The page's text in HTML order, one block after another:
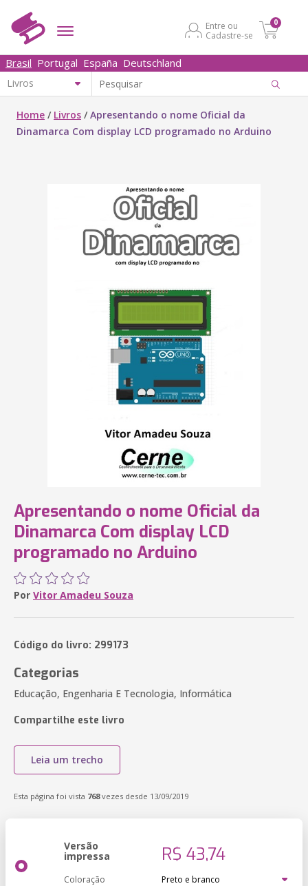
Entre ou
Cadastre-se
0
Brasil Portugal España Deutschland
Home / Livros /Apresentando o nome Oficial da
Dinamarca Com display LCD programado no Arduino
Apresentando o nome Oficial da
Dinamarca Com display LCD
programado no Arduino
Por Vitor Amadeu Souza
Código do livro: 299173
Categorias
Educação, Engenharia E Tecnologia, Informática
Compartilhe este livro
Leia um trecho
Esta página foi vista 768vezes desde 13/09/2019
Versão
impressa R$ 43,74
Coloração